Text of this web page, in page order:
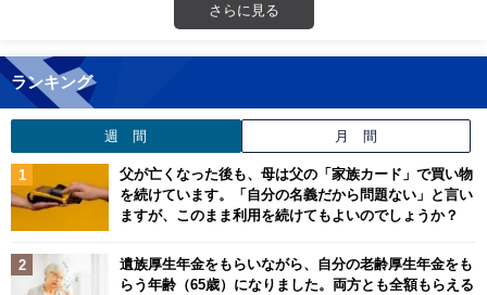
さらに見る
ランキング
週 間 月 間
父が亡くなった後も、母は父の「家族カード」で買い物
を続けています。「自分の名義だから問題ない」と言い
ますが、このまま利用を続けてもよいのでしょうか？
遺族厚生年金をもらいながら、自分の老齢厚生年金をも
らう年齢（65歳）になりました。両方とも全額もらえる